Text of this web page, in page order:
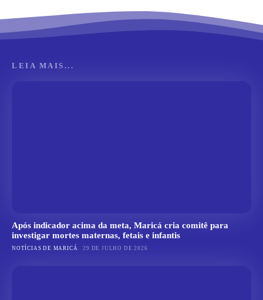
LEIA MAIS...
Após indicador acima da meta, Maricá cria comitê para
investigar mortes maternas, fetais e infantis
NOTÍCIAS DE MARICÁ 29 DE JULHO DE 2026